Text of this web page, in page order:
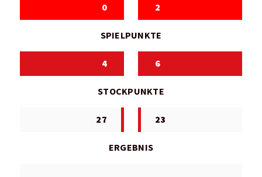
0 2
SPIELPUNKTE
4 6
STOCKPUNKTE
27 23
ERGEBNIS